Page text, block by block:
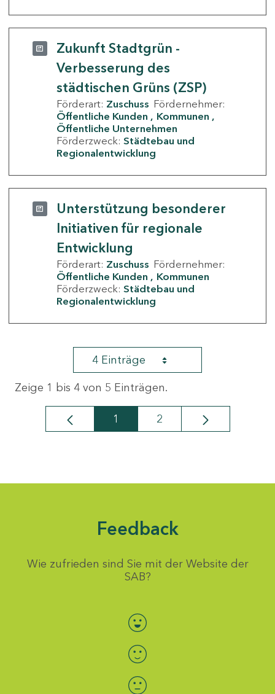
Zukunft Stadtgrün -
Verbesserung des
städtischen Grüns (ZSP)
Förderart: Zuschuss Fördernehmer:
Öffentliche Kunden
Kommunen
Öffentliche Unternehmen
Förderzweck: Städtebau und
Regionalentwicklung
Unterstützung besonderer
Initiativen für regionale
Entwicklung
Förderart: Zuschuss Fördernehmer:
Öffentliche Kunden
Kommunen
Förderzweck: Städtebau und
Regionalentwicklung
4 Einträge
Zeige 1 bis 4 von 5 Einträgen.
Seite
1 Seite
2
Feedback
Wie zufrieden sind Sie mit der Website der
SAB?
Bewertung auswählen